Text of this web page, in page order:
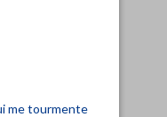
me tourmente